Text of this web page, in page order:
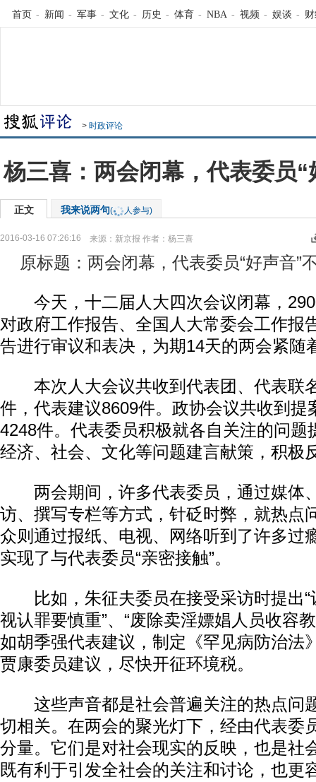
首页 - 新闻 - 军事 - 文化 - 历史 - 体育 - NBA - 视频 - 娱谈 -
> 时政评论
杨三喜：两会闭幕，代表委员“
正文 我来说两句( 人参与)
2016-03-16 07:26:16 来源： 新京报 作者：杨三喜
原标题：两会闭幕，代表委员“好声音”
今天，十二届人大四次会议闭幕，
对政府工作报告、全国人大常委会工作报
告进行审议和表决，为期14天的两会紧随
本次人大会议共收到代表团、代表联
件，代表建议8609件。政协会议共收到提
4248件。代表委员积极就各自关注的问题
经济、社会、文化等问题建言献策，积极
两会期间，许多代表委员，通过媒体
访、撰写专栏等方式，针砭时弊，就热点
众则通过报纸、电视、网络听到了许多过
实现了与代表委员“亲密接触”。
比如，朱征夫委员在接受采访时提出“
视认罪要慎重”、“废除卖淫嫖娼人员收容
如胡季强代表建议，制定《罕见病防治法
贾康委员建议，尽快开征环境税。
这些声音都是社会普遍关注的热点问
切相关。在两会的聚光灯下，经由代表委
分量。它们是对社会现实的反映，也是社
既有利于引发全社会的关注和讨论，也更